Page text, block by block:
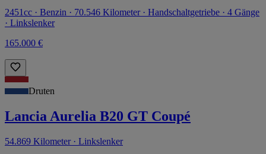
2451cc · Benzin · 70.546 Kilometer · Handschaltgetriebe · 4 Gänge
· Linkslenker
165.000 €
Druten
Lancia Aurelia B20 GT Coupé
54.869 Kilometer · Linkslenker